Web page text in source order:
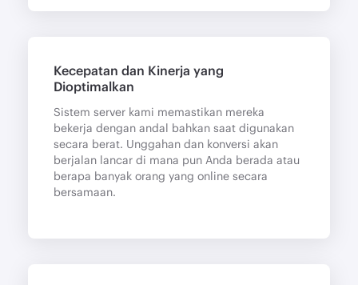
Kecepatan dan Kinerja yang
Dioptimalkan
Sistem server kami memastikan mereka
bekerja dengan andal bahkan saat digunakan
secara berat. Unggahan dan konversi akan
berjalan lancar di mana pun Anda berada atau
berapa banyak orang yang online secara
bersamaan.